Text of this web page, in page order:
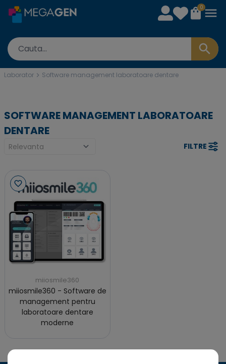
0
Laborator Software management laboratoare dentare
SOFTWARE MANAGEMENT LABORATOARE
DENTARE
FILTRE
miiosmile360
miiosmile360 - Software de
management pentru
laboratoare dentare
moderne